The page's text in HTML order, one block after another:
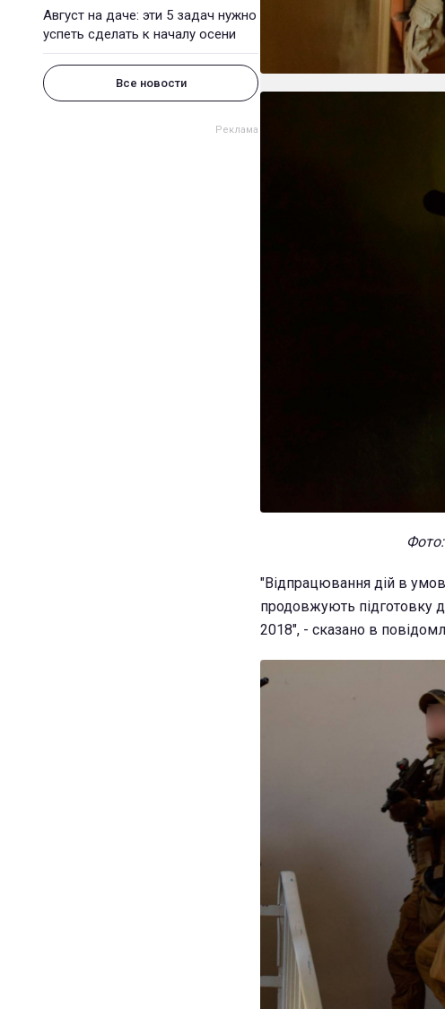
Август на даче: эти 5 задач нужно
успеть сделать к началу осени
Все новости
"Відпрацювання дій в
продовжують підготовку
2018", - сказано в